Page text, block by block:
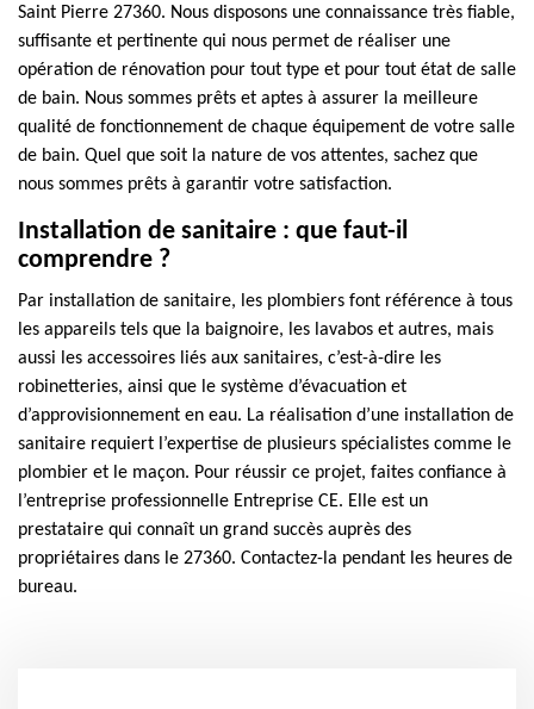
Saint Pierre 27360. Nous disposons une connaissance très fiable,
suffisante et pertinente qui nous permet de réaliser une
opération de rénovation pour tout type et pour tout état de salle
de bain. Nous sommes prêts et aptes à assurer la meilleure
qualité de fonctionnement de chaque équipement de votre salle
de bain. Quel que soit la nature de vos attentes, sachez que
nous sommes prêts à garantir votre satisfaction.
Installation de sanitaire : que faut-il
comprendre ?
Par installation de sanitaire, les plombiers font référence à tous
les appareils tels que la baignoire, les lavabos et autres, mais
aussi les accessoires liés aux sanitaires, c’est-à-dire les
robinetteries, ainsi que le système d’évacuation et
d’approvisionnement en eau. La réalisation d’une installation de
sanitaire requiert l’expertise de plusieurs spécialistes comme le
plombier et le maçon. Pour réussir ce projet, faites confiance à
l’entreprise professionnelle Entreprise CE. Elle est un
prestataire qui connaît un grand succès auprès des
propriétaires dans le 27360. Contactez-la pendant les heures de
bureau.